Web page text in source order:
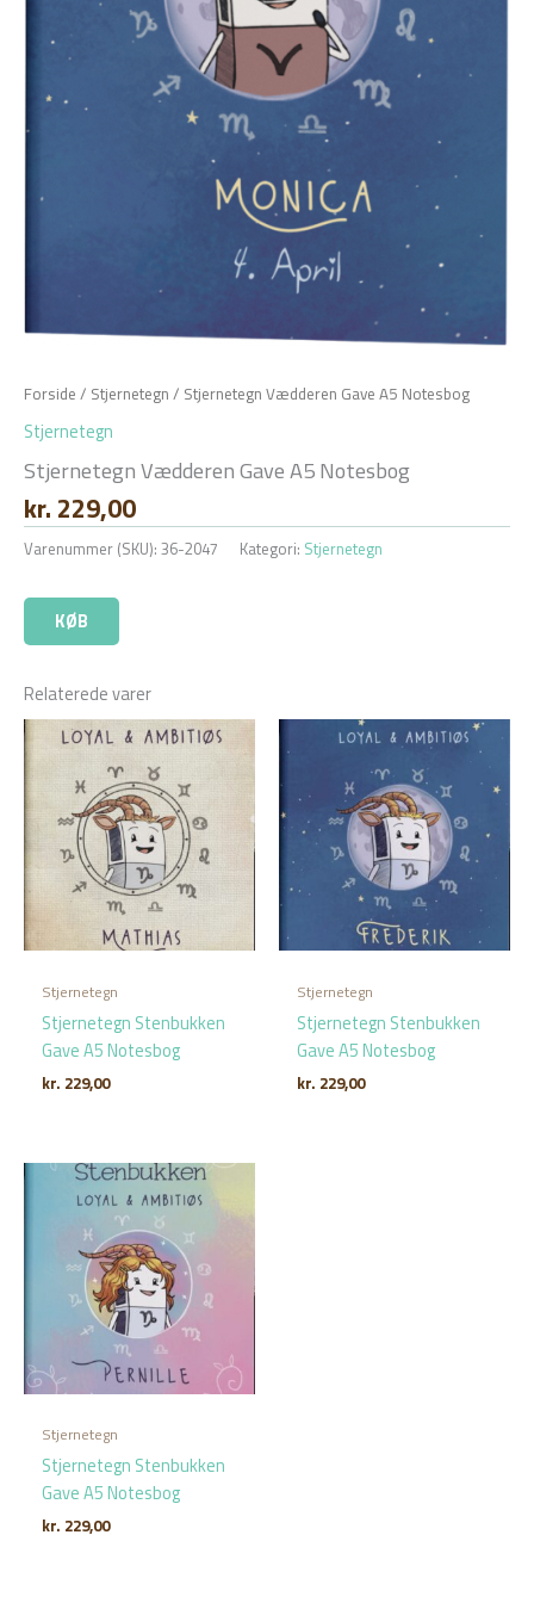
Forside / Stjernetegn / Stjernetegn Vædderen Gave A5 Notesbog
Stjernetegn
Stjernetegn Vædderen Gave A5 Notesbog
kr. 229,00
Varenummer (SKU): 36-2047 Kategori: Stjernetegn
KØB
Relaterede varer
Stjernetegn
Stjernetegn Stenbukken
Gave A5 Notesbog
kr. 229,00
Stjernetegn
Stjernetegn Stenbukken
Gave A5 Notesbog
kr. 229,00
Stjernetegn
Stjernetegn Stenbukken
Gave A5 Notesbog
kr. 229,00